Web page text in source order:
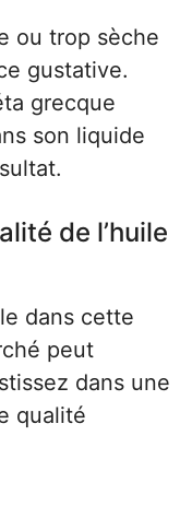
ou trop sèche
gustative.
grecque
son liquide
de l’huile
dans cette
peut
dans une
qualité